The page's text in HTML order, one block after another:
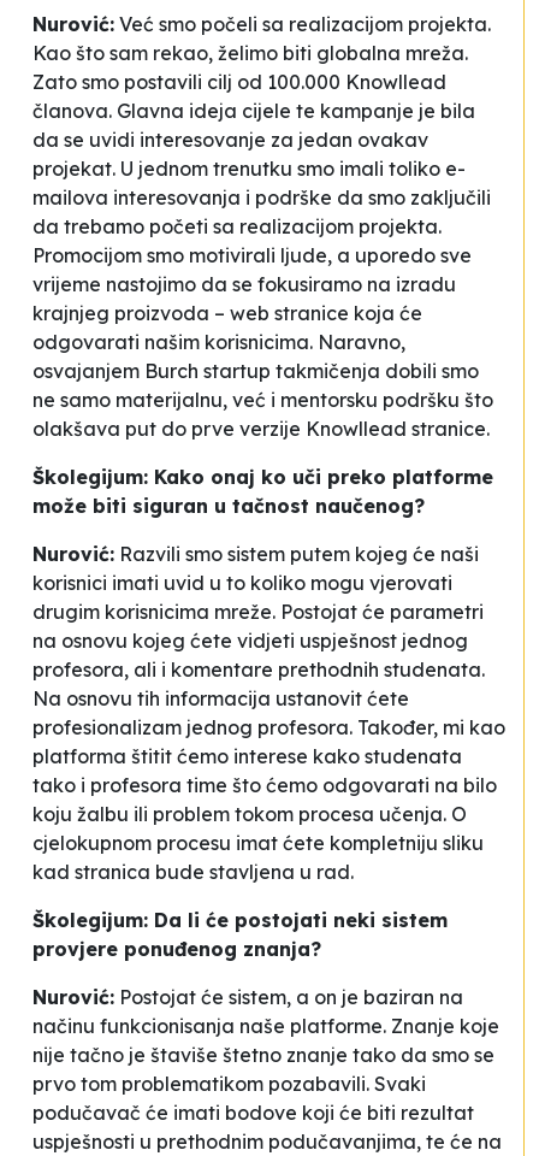
Nurović: Već smo počeli sa realizacijom projekta.
Kao što sam rekao, želimo biti globalna mreža.
Zato smo postavili cilj od 100.000 Knowllead
članova. Glavna ideja cijele te kampanje je bila
da se uvidi interesovanje za jedan ovakav
projekat. U jednom trenutku smo imali toliko e-
mailova interesovanja i podrške da smo zaključili
da trebamo početi sa realizacijom projekta.
Promocijom smo motivirali ljude, a uporedo sve
vrijeme nastojimo da se fokusiramo na izradu
krajnjeg proizvoda – web stranice koja će
odgovarati našim korisnicima. Naravno,
osvajanjem Burch startup takmičenja dobili smo
ne samo materijalnu, već i mentorsku podršku što
olakšava put do prve verzije Knowllead stranice.
Školegijum: Kako onaj ko uči preko platforme
može biti siguran u tačnost naučenog?
Nurović: Razvili smo sistem putem kojeg će naši
korisnici imati uvid u to koliko mogu vjerovati
drugim korisnicima mreže. Postojat će parametri
na osnovu kojeg ćete vidjeti uspješnost jednog
profesora, ali i komentare prethodnih studenata.
Na osnovu tih informacija ustanovit ćete
profesionalizam jednog profesora. Također, mi kao
platforma štitit ćemo interese kako studenata
tako i profesora time što ćemo odgovarati na bilo
koju žalbu ili problem tokom procesa učenja. O
cjelokupnom procesu imat ćete kompletniju sliku
kad stranica bude stavljena u rad.
Školegijum: Da li će postojati neki sistem
provjere ponuđenog znanja?
Nurović: Postojat će sistem, a on je baziran na
načinu funkcionisanja naše platforme. Znanje koje
nije tačno je štaviše štetno znanje tako da smo se
prvo tom problematikom pozabavili. Svaki
podučavač će imati bodove koji će biti rezultat
uspješnosti u prethodnim podučavanjima, te će na